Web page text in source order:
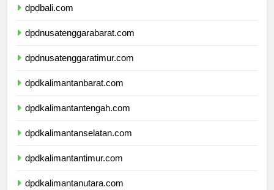
dpdbali.com
dpdnusatenggarabarat.com
dpdnusatenggaratimur.com
dpdkalimantanbarat.com
dpdkalimantantengah.com
dpdkalimantanselatan.com
dpdkalimantantimur.com
dpdkalimantanutara.com